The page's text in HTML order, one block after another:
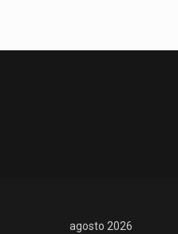
agosto 2026